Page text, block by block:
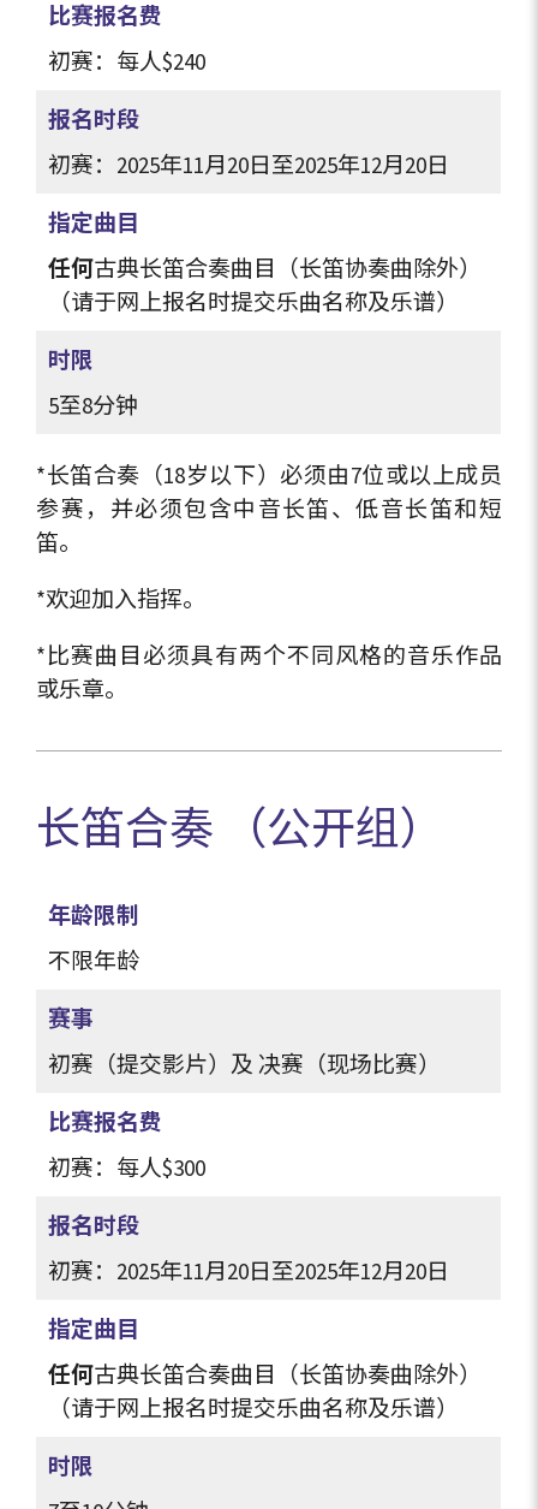
比赛报名费
初赛：每人$240
报名时段
初赛：2025年11月20日至2025年12月20日
指定曲目
任何古典长笛合奏曲目（长笛协奏曲除外）
（请于网上报名时提交乐曲名称及乐谱）
时限
5至8分钟
*长笛合奏（18岁以下）必须由7位或以上成员
参赛，并必须包含中音长笛、低音长笛和短
笛。
*欢迎加入指挥。
*比赛曲目必须具有两个不同风格的音乐作品
或乐章。
长笛合奏 （公开组）
年龄限制
不限年龄
赛事
初赛（提交影片）及 决赛（现场比赛）
比赛报名费
初赛：每人$300
报名时段
初赛：2025年11月20日至2025年12月20日
指定曲目
任何古典长笛合奏曲目（长笛协奏曲除外）
（请于网上报名时提交乐曲名称及乐谱）
时限